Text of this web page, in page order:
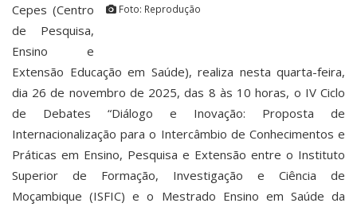
Foto: Reprodução
Cepes (Centro
de Pesquisa,
Ensino e
Extensão Educação em Saúde), realiza nesta quarta-feira,
dia 26 de novembro de 2025, das 8 às 10 horas, o IV Ciclo
de Debates “Diálogo e Inovação: Proposta de
Internacionalização para o Intercâmbio de Conhecimentos e
Práticas em Ensino, Pesquisa e Extensão entre o Instituto
Superior de Formação, Investigação e Ciência de
Moçambique (ISFIC) e o Mestrado Ensino em Saúde da